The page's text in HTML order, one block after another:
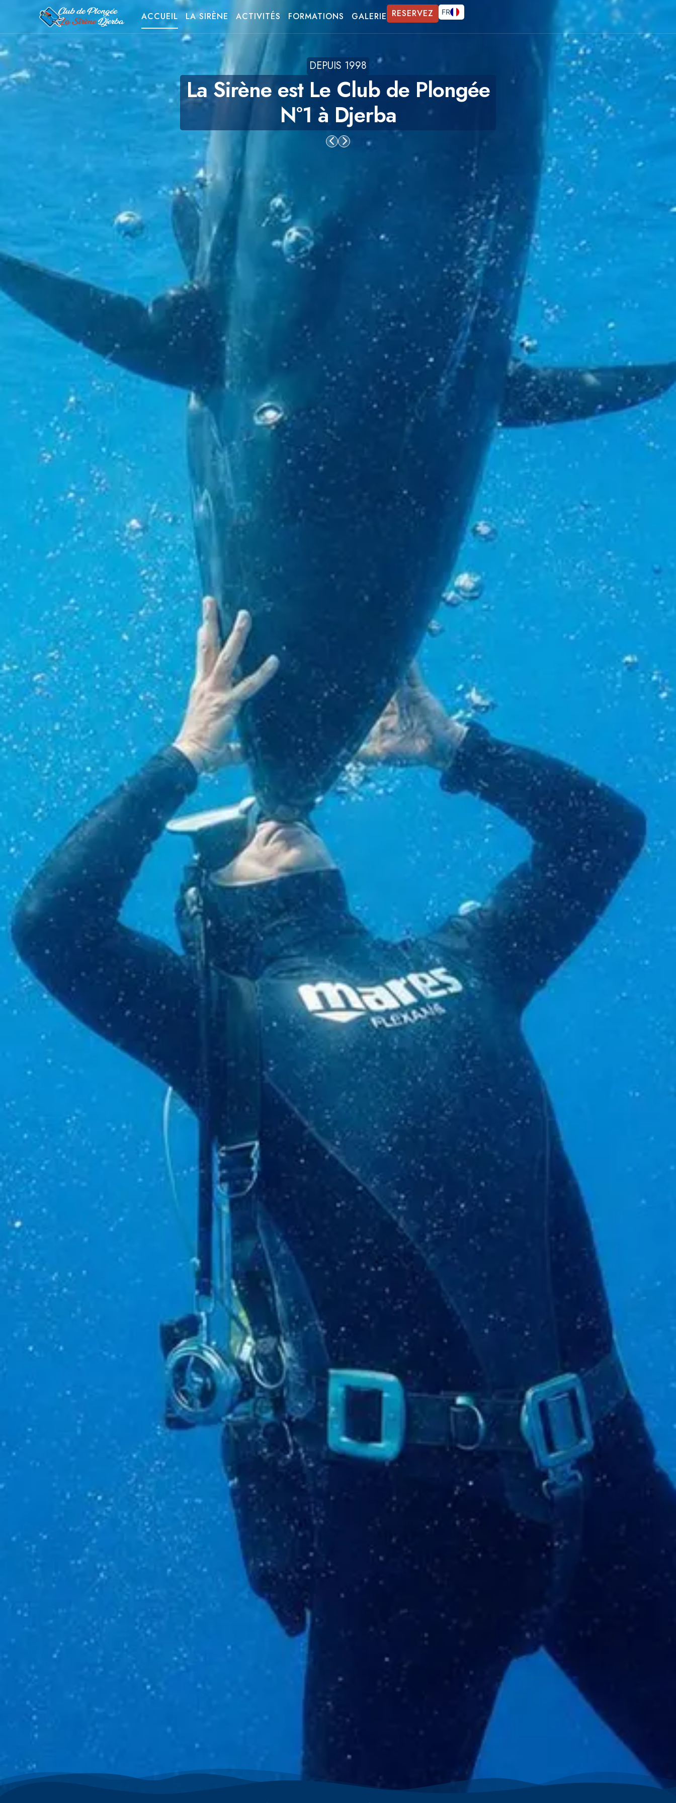
ACCUEIL LA SIRÈNE ACTIVITÉS FORMATIONS GALERIE RESERVEZ FR
DEPUIS 1998
La Sirène est Le Club de Plongée
N°1 à Djerba